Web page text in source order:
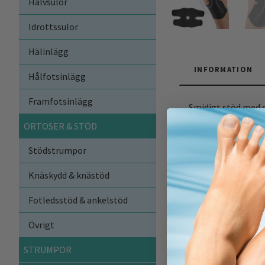
Idrottssulor
Hälinlägg
Hålfotsinlägg
Framfotsinlägg
ORTOSER & STÖD
Stödstrumpor
Knäskydd & knästöd
Fotledsstöd & ankelstöd
Övrigt
STRUMPOR
INFORMATION
Smidigt stöd med
ett stödjande
Extra
EVA-
Öppen
Justerbar
Ultratunn
Ett utmärkt
Material: Nylon,